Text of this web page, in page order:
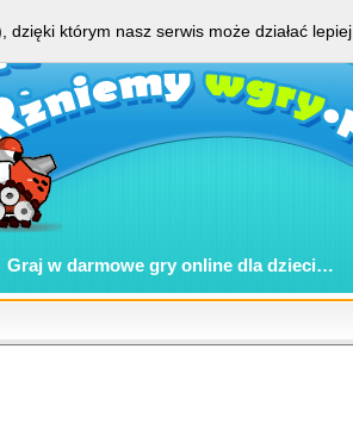
Graj w darmowe gry online dla dzieci…
którym nasz serwis może działać lepiej.